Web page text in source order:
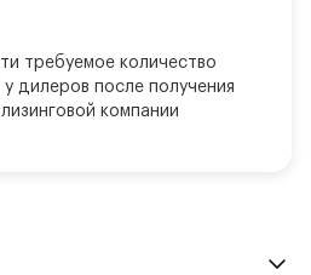
требуемое количество
дилеров после получения
компании